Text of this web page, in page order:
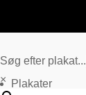
Søg efter plakat...
× Plakater